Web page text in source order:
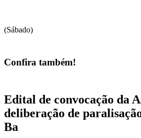
(Sábado)
Confira também!
Edital de convocação da
deliberação de
Ba